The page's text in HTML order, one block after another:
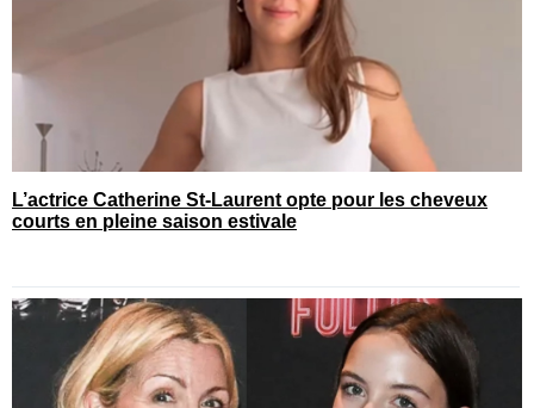
L’actrice Catherine St-Laurent opte pour les cheveux
courts en pleine saison estivale